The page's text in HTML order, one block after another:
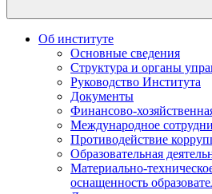
Об институте
Основные сведения
Структура и органы
Руководство Института
Документы
Финансово-
Международное
Противодействие
Образовательная
Материально-
оснащенность